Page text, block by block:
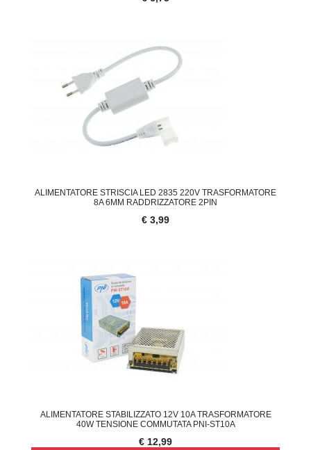
ALIMENTATORE STRISCIA LED 2835 220V TRASFORMATORE
8A 6MM RADDRIZZATORE 2PIN
€ 3,99
ALIMENTATORE STABILIZZATO 12V 10A TRASFORMATORE
40W TENSIONE COMMUTATA PNI-ST10A
€ 12,99